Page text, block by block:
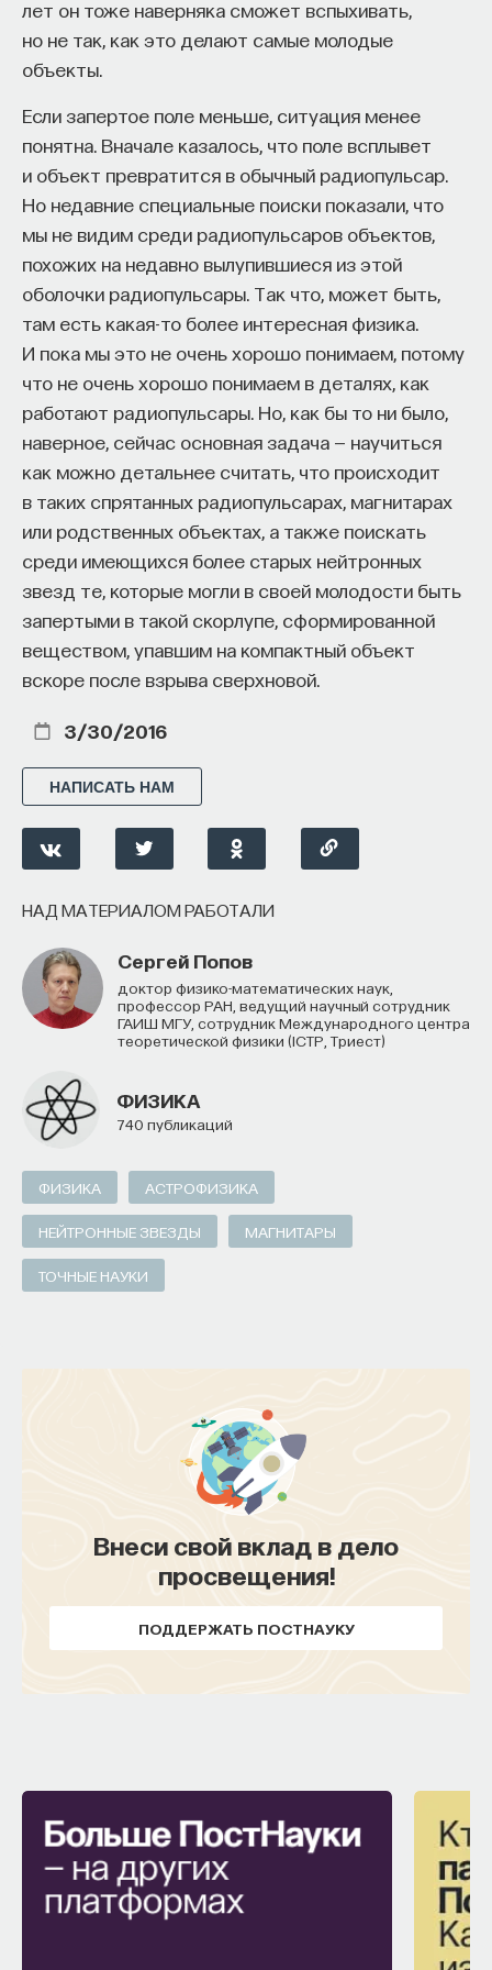
лет он тоже наверняка сможет вспыхивать,
но не так, как это делают самые молодые
объекты.
Если запертое поле меньше, ситуация менее
понятна. Вначале казалось, что поле всплывет
и объект превратится в обычный радиопульсар.
Но недавние специальные поиски показали, что
мы не видим среди радиопульсаров объектов,
похожих на недавно вылупившиеся из этой
оболочки радиопульсары. Так что, может быть,
там есть какая-то более интересная физика.
И пока мы это не очень хорошо понимаем, потому
что не очень хорошо понимаем в деталях, как
работают радиопульсары. Но, как бы то ни было,
наверное, сейчас основная задача — научиться
как можно детальнее считать, что происходит
в таких спрятанных радиопульсарах, магнитарах
или родственных объектах, а также поискать
среди имеющихся более старых нейтронных
звезд те, которые могли в своей молодости быть
запертыми в такой скорлупе, сформированной
веществом, упавшим на компактный объект
вскоре после взрыва сверхновой.
3/30/2016
НАПИСАТЬ НАМ
НАД МАТЕРИАЛОМ РАБОТАЛИ
Сергей Попов
Доктор физико-математических наук,
профессор РАН, ведущий научный сотрудник
ГАИШ МГУ, сотрудник Международного центра
теоретической физики (ICTP, Триест)
ФИЗИКА
740 публикаций
ФИЗИКА АСТРОФИЗИКА
НЕЙТРОННЫЕ ЗВЕЗДЫ МАГНИТАРЫ
ТОЧНЫЕ НАУКИ
Внеси свой вклад в дело
просвещения!
ПОДДЕРЖАТЬ ПОСТНАУКУ
Но и перспективы есть большие. Почему? Потому
что мне, как человеку, занимающемуся
голографией, очень нужна динамическая
голограмму, она статическая. А нужна
динамическая, чтобы я мог записывать
динамически, считывать. Это будет
голографическое кино. Конечно, можно записать
на специальную высокоразрешающую
кинопленку, но это очень трудоемкий процесс,
после этого требуется химическая обработка,
и к тому же это один экземпляр, его очень
трудно будет тиражировать. А нужна
динамическая среда. Вот фотографию
вы записываете, да? У вас есть сейчас
высокоразрешающие камеры. А для того, чтобы
записать голограмму, нужно еще повысить
разрешение и размер — одновременно нужно
увеличивать и размер, и разрешение. Для
технологии это всегда очень трудно. К примеру,
просто увеличивать изображение можно.
В современных фотоаппаратах, которые сейчас
используются, 5–10 микрон — большие пиксели.
А для камер, которые встраиваются в телефоны,
уже размер пикселя порядка микрона. Но размер
чтобы одновременно была большая площадь
и маленький пиксель. Это трудно. С другой
стороны, голография всегда старается обойти
какие-то ограничения. Поэтому существует
проекционная голография, когда мы будем
для отображения, скорее всего, понадобятся
другие типы голограмм, голографические экраны.
И таким образом у голографии появляются все
новые и новые области. Предела мы не видим,
и это нам внушает оптимизм.
2/9/2018
НАПИСАТЬ НАМ
ведущий научный сотрудник, заведующий
лабораторией сверхбыстродействующей
электроники и обработки информации
Физического института им. П. Н. Лебедева РАН
ТЕХНОЛОГИИ
644 публикации
ТЕХНОЛОГИИ ЛАЗЕР
ВИРТУАЛЬНАЯ РЕАЛЬНОСТЬ ГОЛОГРАММА